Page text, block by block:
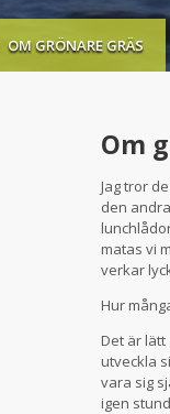
OM GRÖNARE GRÄS
Om
Jag tror
den
matas vi
verkar
Hur
Det är
utveckla
vara sig
igen